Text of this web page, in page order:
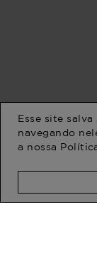
Esse site
navegando
a nossa